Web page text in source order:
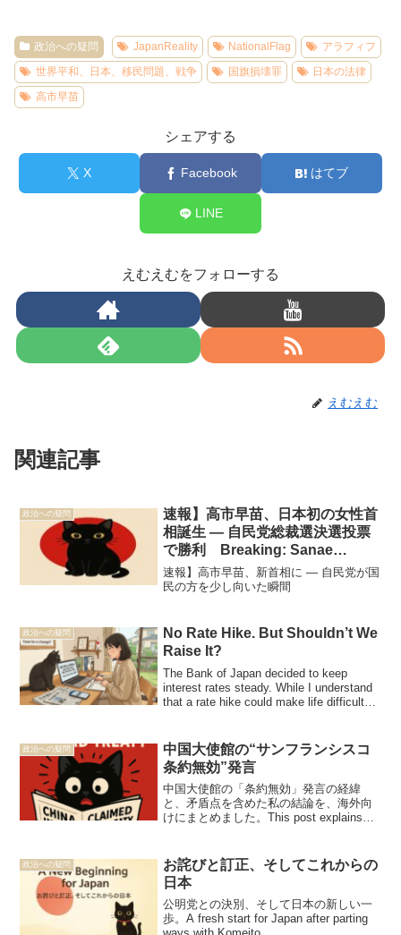
政治への疑問 JapanReality NationalFlag
アラフィフ
世界平和、日本、移民問題、戦争
国旗損壊罪
日本の法律
高市早苗
シェアする
X Facebook はてブ
LINE
えむえむをフォローする
えむえむ
関連記事
政治への疑問
速報】高市早苗、日本初の女性首
相誕生 — 自民党総裁選決選投票
で勝利 Breaking: Sanae
Takaichi Becomes Japan’s First
Female Prime Minister
速報】高市早苗、新首相に — 自民党が国
民の方を少し向いた瞬間
政治への疑問
No Rate Hike. But Shouldn’t We
Raise It?
The Bank of Japan decided to keep
interest rates steady. While I understand
that a rate hike could make life difficult
weak yen. I’m sharing my honest
thoughts alongside a professional report
from the Nikkei日銀は利上げの見送りを
決定しました。利上げによって生活が大
変になる方がいることも重々承知してい
ますが、物価高や円安の状況を考える
引用しながら、私なりの率直な気持ちを
綴りました。
政治への疑問
中国大使館の“サンフランシスコ
条約無効”発言
中国大使館の「条約無効」発言の経緯
と、矛盾点を含めた私の結論を、海外向
けにまとめました。This post explains
presents my conclusion, including the
contradictions this claim creates.
政治への疑問
お詫びと訂正、そしてこれからの
日本
公明党との決別、そして日本の新しい一
歩。A fresh start for Japan after parting